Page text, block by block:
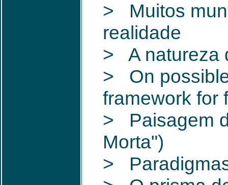
> Muitos
realidade
> A natureza
> On
framework for
> Paisagem
Morta")
>